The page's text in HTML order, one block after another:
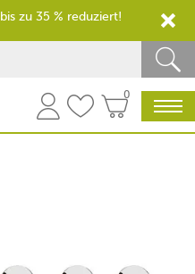
0
zu 35 % reduziert!